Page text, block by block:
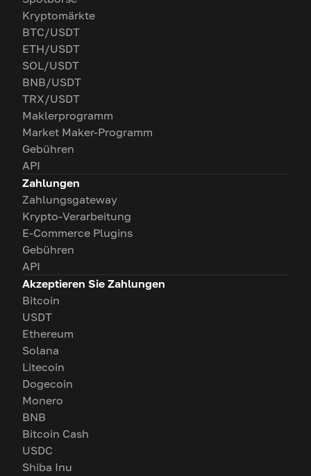
Kryptomärkte
BTC/USDT
ETH/USDT
SOL/USDT
BNB/USDT
TRX/USDT
Maklerprogramm
Market Maker-Programm
Gebühren
API
Zahlungen
Zahlungsgateway
Krypto-Verarbeitung
E-Commerce Plugins
Gebühren
API
Akzeptieren Sie Zahlungen
Bitcoin
USDT
Ethereum
Solana
Litecoin
Dogecoin
Monero
BNB
Bitcoin Cash
USDC
Shiba Inu